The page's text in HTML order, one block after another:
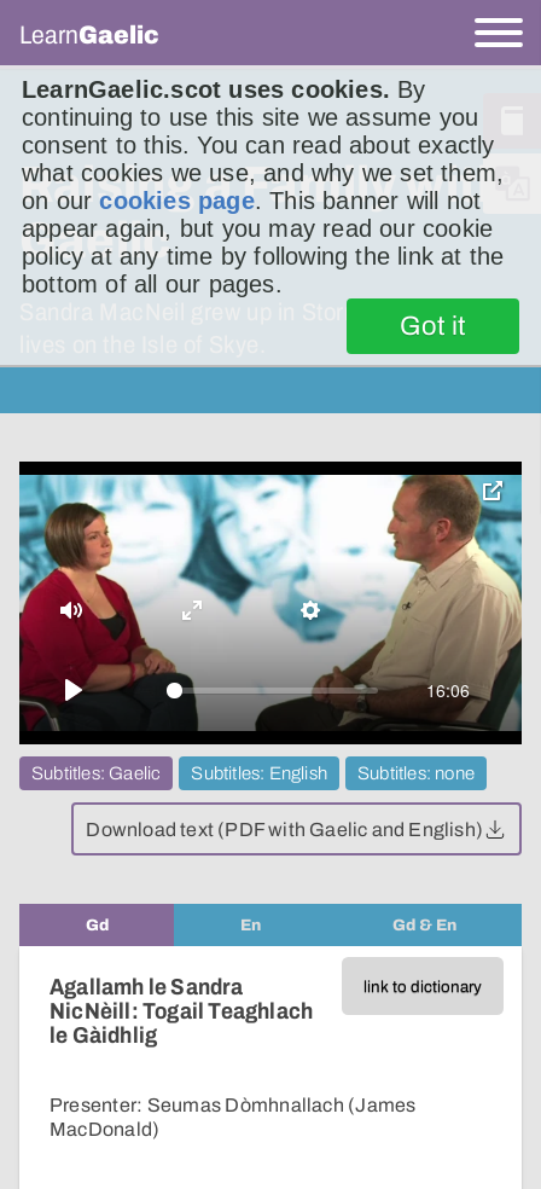
LearnGaelic.scot uses cookies. By
continuing to use this site we assume you
consent to this. You can read about exactly
what cookies we use, and why we set them,
on ourcookies page. This banner will not
appear again, but you may read our cookie
policy at any time by following the link at the
bottom of all our pages.
Got it
LearnGaelic
Raising a Family with
Gaelic
Sandra MacNeil grew up in Stornoway but now
Play
16:06
Mute Settings
Enter
toggle
pop-
over
video
Subtitles: Gaelic Subtitles: English Subtitles: none
Download text (PDF with Gaelic and English)
Gd En Gd & En
link to dictionary
Agallamh le Sandra
NicNèill: Togail Teaghlach
le Gàidhlig
Presenter: Seumas Dòmhnallach (James
MacDonald)